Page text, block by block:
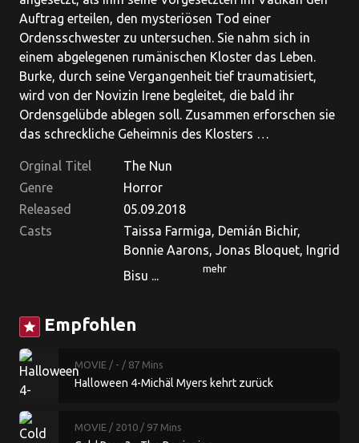
Auftrag erteilen, den mysteriösen Tod einer
Ordensschwester zu untersuchen. Sie nahm sich in
einem abgelegenen rumänischen Kloster das Leben.
Burke, durch seine Vergangenheit tief traumatisiert,
wird von der Novizin Irene begleitet, die bald ihr
Ordensgelübde ablegen soll. Zusammen erforschen sie
das schreckliche Geheimnis des Klosters …
Orginal Titel
The Nun
Genre
Horror
Released
05.09.2018
Casts
Taissa Farmiga, Demián Bichir,
Bonnie Aarons, Jonas Bloquet, Ingrid
Bisu ...
mehr
star Empfohlen
MOVIE / - / 87 Mins
Halloween 4-Michäl Myers kehrt zurück
MOVIE / 2010 / 97 Mins